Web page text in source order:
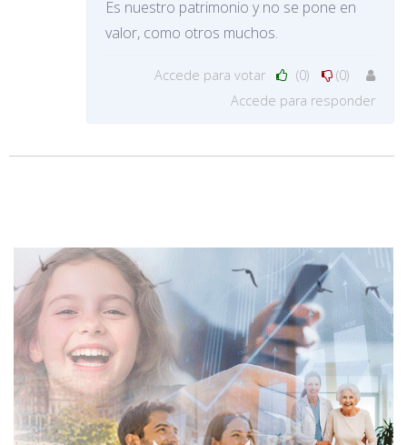
Es nuestro patrimonio y no se pone en
valor, como otros muchos.
Accede para votar (0)
(0)
Accede para responder